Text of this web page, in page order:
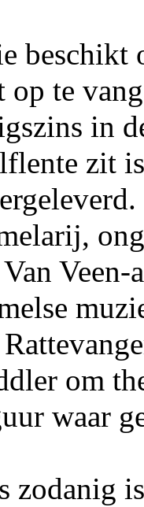
beschikt
op te
in
zit
Veen-
om
waar
zodanig